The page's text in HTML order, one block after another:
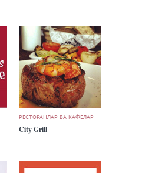
РЕСТОРАНЛАР ВА КАФЕЛАР
City Grill